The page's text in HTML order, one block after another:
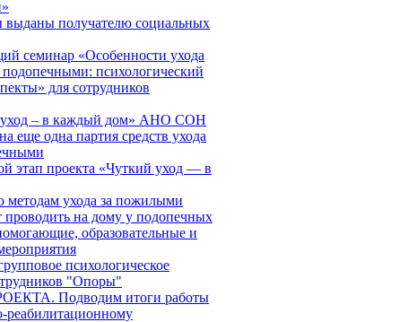
выданы получателю социальных
семинар «Особенности ухода
психологический
для сотрудников
уход – в каждый дом» АНО СОН
еще одна партия средств ухода
этап проекта «Чуткий уход — в
методам ухода за пожилыми
на дому у подопечных
образовательные и
психологическое
"Опоры"
Подводим итоги работы
реабилитационному